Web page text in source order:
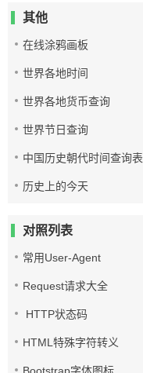
其他
在线涂鸦画板
世界各地时间
世界各地货币查询
世界节日查询
中国历史朝代时间查询表
历史上的今天
对照列表
常用User-Agent
Request请求大全
HTTP状态码
HTML特殊字符转义
Bootstrap字体图标